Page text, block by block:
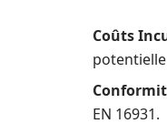
Coûts
EN 16931.